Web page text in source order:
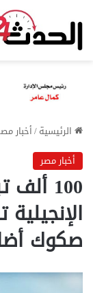
الرئيسية/أخبار
أخبار مصر
100
صكوك